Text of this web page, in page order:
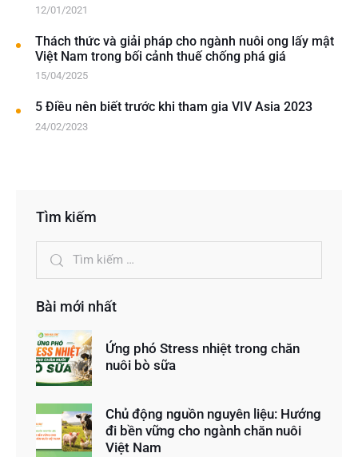
12/01/2021
Thách thức và giải pháp cho ngành nuôi ong lấy mật
Việt Nam trong bối cảnh thuế chống phá giá
15/04/2025
5 Điều nên biết trước khi tham gia VIV Asia 2023
24/02/2023
Tìm kiếm
Bài mới nhất
Ứng phó Stress nhiệt trong chăn
nuôi bò sữa
Chủ động nguồn nguyên liệu: Hướng
đi bền vững cho ngành chăn nuôi
Việt Nam